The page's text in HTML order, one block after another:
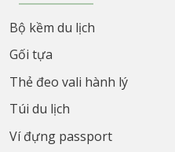
Bộ kềm du lịch
Gối tựa
Thẻ đeo vali hành lý
Túi du lịch
Ví đựng passport